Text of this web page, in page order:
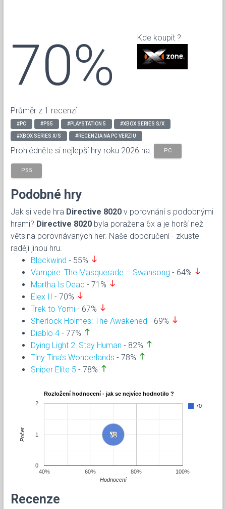
70%
Průměr z 1 recenzí
Kde koupit ?
#PC #PS5 #PLAYSTATION 5 #XBOX SERIES S/X
#XBOX SERIES X/S #RECENZIA NA PC VERZIU
Prohlédněte si nejlepší hry roku 2026 na: PC
PS5
Podobné hry
Jak si vede hra Directive 8020 v porovnání s podobnými
hrami? Directive 8020 byla poražena 6x a je horší než
větsina porovnávaných her. Naše doporučení - zkuste
raději jinou hru.
Blackwind - 55% south
Vampire: The Masquerade – Swansong - 64% south
Martha Is Dead - 71% south
Elex II - 70% south
Trek to Yomi - 67% south
Sherlock Holmes: The Awakened - 69% south
Diablo 4 - 77% north
Dying Light 2: Stay Human - 82% north
Tiny Tina's Wonderlands - 78% north
Sniper Elite 5 - 78% north
Rozložení hodnocení - jak se nejvíce hodnotilo ?
70
70
70
40% 60% 80% 100%
0
1
2
Hodnocení
Počet
Recenze